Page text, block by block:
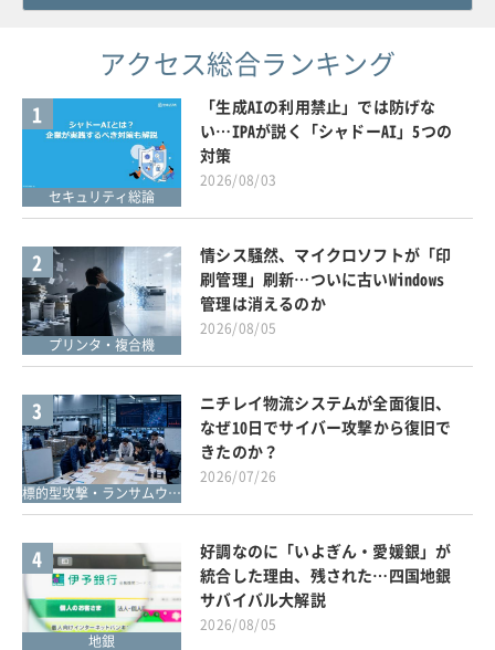
アクセス総合ランキング
1
セキュリティ総論
「生成AIの利用禁止」では防げな
い…IPAが説く「シャドーAI」5つの
対策
2026/08/03
2
プリンタ・複合機
情シス騒然、マイクロソフトが「印
刷管理」刷新…ついに古いWindows
管理は消えるのか
2026/08/05
3
標的型攻撃・ランサムウェア対策
ニチレイ物流システムが全面復旧、
なぜ10日でサイバー攻撃から復旧で
きたのか？
2026/07/26
4
地銀
好調なのに「いよぎん・愛媛銀」が
統合した理由、残された…四国地銀
サバイバル大解説
2026/08/05